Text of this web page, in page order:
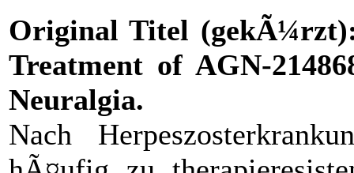
Original Titel
Treatment of AGN-
Neuralgia.
Nach